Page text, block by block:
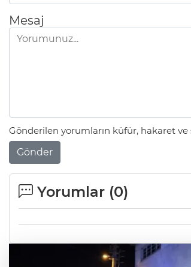
Mesaj
Gönderilen yorumların küfür, hakaret ve
Gönder
Yorumlar (0)